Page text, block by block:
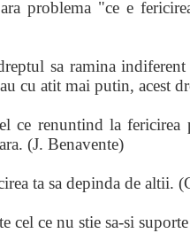
problema "ce e
sa ramina
cu atit mai putin, acest
ce renuntind la fericirea
(J. Benavente)
ta sa depinda de altii.
cel ce nu stie sa-si